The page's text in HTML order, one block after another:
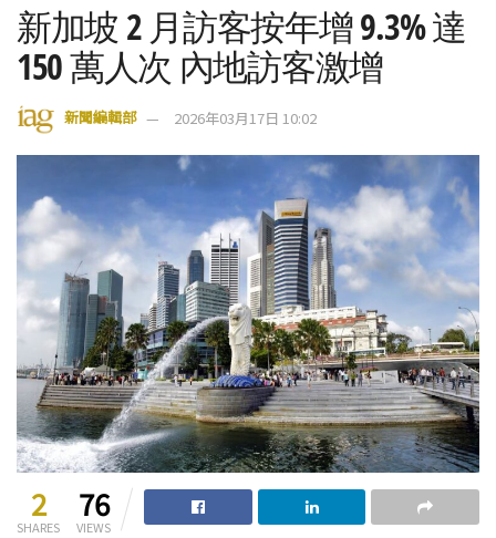
新加坡 2 月訪客按年增 9.3% 達
150 萬人次 內地訪客激增
新聞編輯部 2026年03月17日 10:02
2
SHARES
76
VIEWS